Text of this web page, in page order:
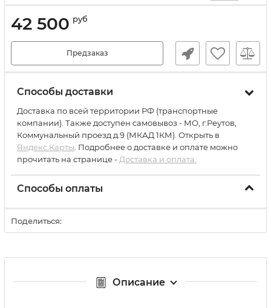
42 500 руб
Предзаказ
Способы доставки
Доставка по всей территории РФ (транспортные
компании). Также доступен самовывоз - МО, г.Реутов,
Коммунальный проезд д.9 (МКАД 1КМ). Открыть в
Яндекс.Карты . Подробнее о доставке и оплате можно
прочитать на странице - Доставка и оплата.
Способы оплаты
Поделиться:
Описание